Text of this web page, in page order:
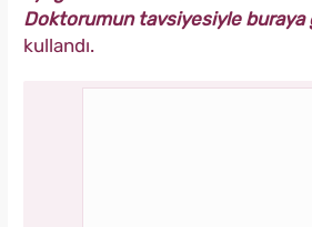
Doktorumun tavsiyesiyle buraya
kullandı.